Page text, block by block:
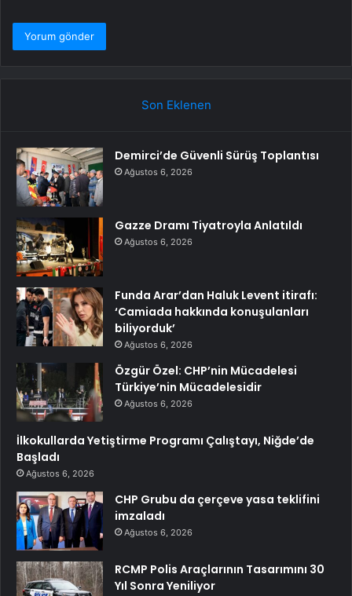
Son Eklenen
Demirci’de Güvenli Sürüş Toplantısı
Ağustos 6, 2026
Gazze Dramı Tiyatroyla Anlatıldı
Ağustos 6, 2026
Funda Arar’dan Haluk Levent itirafı:
‘Camiada hakkında konuşulanları
biliyorduk’
Ağustos 6, 2026
Özgür Özel: CHP’nin Mücadelesi
Türkiye’nin Mücadelesidir
Ağustos 6, 2026
İlkokullarda Yetiştirme Programı Çalıştayı, Niğde’de
Başladı
Ağustos 6, 2026
CHP Grubu da çerçeve yasa teklifini
imzaladı
Ağustos 6, 2026
RCMP Polis Araçlarının Tasarımını 30
Yıl Sonra Yeniliyor